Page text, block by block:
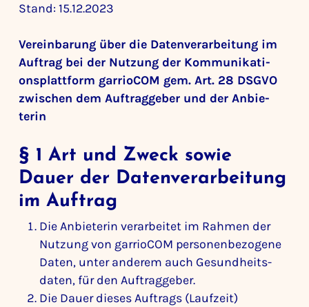
Stand: 15.12.2023
Verein­ba­rung über die Daten­ver­ar­bei­tung im
Auftrag bei der Nutzung der Kommu­ni­ka­ti­
ons­platt­form garrioCOM gem. Art. 28 DSGVO
zwischen dem Auftrag­geber und der Anbie­
terin
§ 1 Art und Zweck sowie
Dauer der Daten­ver­ar­bei­tung
im Auftrag
Die Anbie­terin verar­beitet im Rahmen der
Nutzung von garrioCOM perso­nen­be­zo­gene
Daten, unter anderem auch Gesund­heits­
daten, für den Auftrag­geber.
Die Dauer dieses Auftrags (Lauf­zeit)